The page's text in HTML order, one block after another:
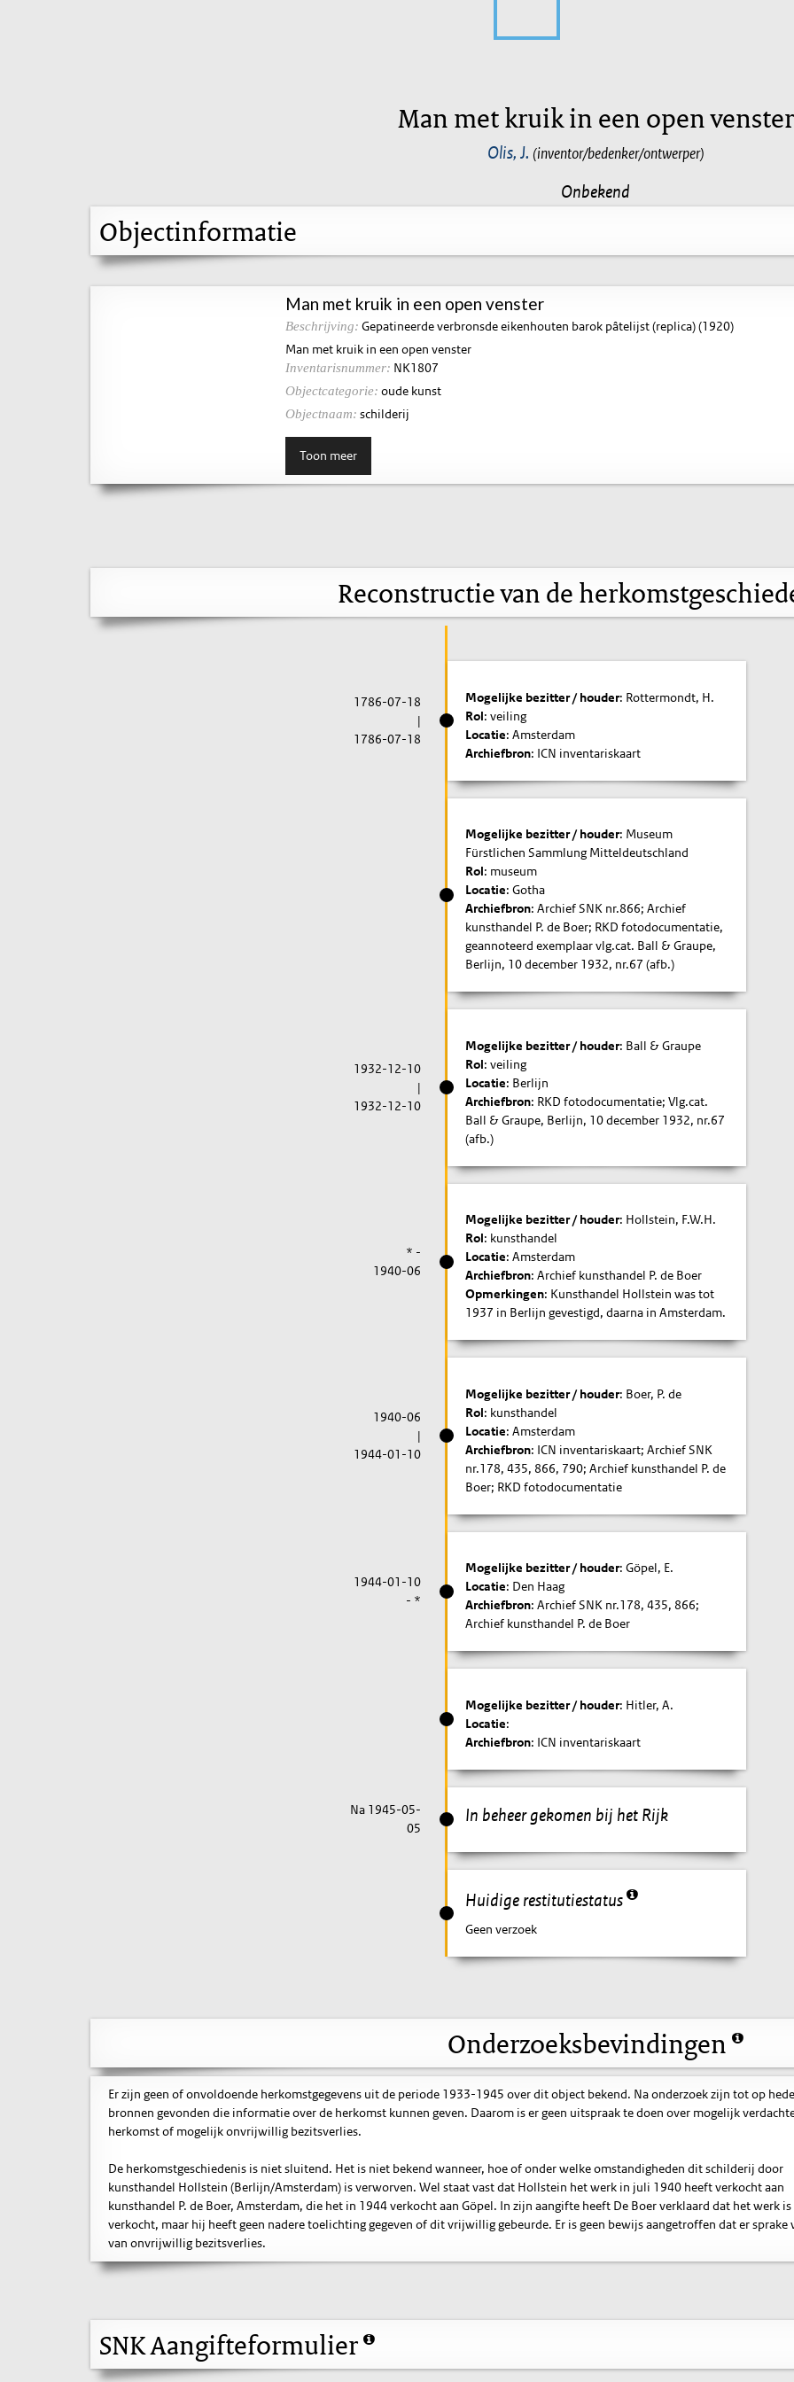
Man met kruik in een open venster
Olis, J. (inventor/bedenker/ontwerper)
Onbekend
Objectinformatie
Man met kruik in een open venster
Beschrijving: Gepatineerde verbronsde eikenhouten barok pâtelijst (replica) (1920)
Man met kruik in een open venster
Inventarisnummer: NK1807
Objectcategorie: oude kunst
Objectnaam: schilderij
Toon meer
Reconstructie van de
1786-07-18
|
1786-07-18
Mogelijke bezitter / houder: Rottermondt, H.
Rol: veiling
Locatie: Amsterdam
Archiefbron: ICN inventariskaart
Mogelijke bezitter / houder: Museum
Fürstlichen Sammlung Mitteldeutschland
Rol: museum
Locatie: Gotha
Archiefbron: Archief SNK nr.866; Archief
kunsthandel P. de Boer; RKD fotodocumentatie,
geannoteerd exemplaar vlg.cat. Ball & Graupe,
Berlijn, 10 december 1932, nr.67 (afb.)
1932-12-10
|
1932-12-10
Mogelijke bezitter / houder: Ball & Graupe
Rol: veiling
Locatie: Berlijn
Archiefbron: RKD fotodocumentatie; Vlg.cat.
Ball & Graupe, Berlijn, 10 december 1932, nr.67
(afb.)
* -
1940-06
Mogelijke bezitter / houder: Hollstein, F.W.H.
Rol: kunsthandel
Locatie: Amsterdam
Archiefbron: Archief kunsthandel P. de Boer
Opmerkingen: Kunsthandel Hollstein was tot
1937 in Berlijn gevestigd, daarna in Amsterdam.
1940-06
|
1944-01-10
Mogelijke bezitter / houder: Boer, P. de
Rol: kunsthandel
Locatie: Amsterdam
Archiefbron: ICN inventariskaart; Archief SNK
nr.178, 435, 866, 790; Archief kunsthandel P. de
Boer; RKD fotodocumentatie
1944-01-10
- *
Mogelijke bezitter / houder: Göpel, E.
Locatie: Den Haag
Archiefbron: Archief SNK nr.178, 435, 866;
Archief kunsthandel P. de Boer
Mogelijke bezitter / houder: Hitler, A.
Locatie:
Archiefbron: ICN inventariskaart
In beheer gekomen bij het Rijk
Na 1945-05-
05
Huidige restitutiestatus
Geen verzoek
Onderzoeksbevindingen
Er zijn geen of onvoldoende herkomstgegevens uit de periode 1933-1945 over dit object bekend. Na onderzoek zijn tot op
bronnen gevonden die informatie over de herkomst kunnen geven. Daarom is er geen uitspraak te doen over mogelijk
herkomst of mogelijk onvrijwillig bezitsverlies.
De herkomstgeschiedenis is niet sluitend. Het is niet bekend wanneer, hoe of onder welke omstandigheden dit schilderij door
kunsthandel Hollstein (Berlijn/Amsterdam) is verworven. Wel staat vast dat Hollstein het werk in juli 1940 heeft verkocht aan
kunsthandel P. de Boer, Amsterdam, die het in 1944 verkocht aan Göpel. In zijn aangifte heeft De Boer verklaard dat het werk is
verkocht, maar hij heeft geen nadere toelichting gegeven of dit vrijwillig gebeurde. Er is geen bewijs aangetroffen dat er sprake
van onvrijwillig bezitsverlies.
SNK Aangifteformulier